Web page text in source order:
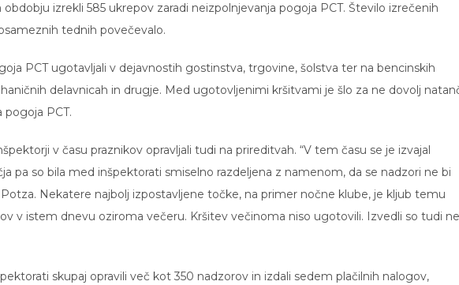
izrekli 585 ukrepov zaradi neizpolnjevanja pogoja PCT. Število izrečenih
tednih povečevalo.
PCT ugotavljali v dejavnostih gostinstva, trgovine, šolstva ter na bencinskih
delavnicah in drugje. Med ugotovljenimi kršitvami je šlo za ne dovolj
pogoja PCT.
v času praznikov opravljali tudi na prireditvah. “V tem času se je izvajal
pa so bila med inšpektorati smiselno razdeljena z namenom, da se nadzori ne bi
Nekatere najbolj izpostavljene točke, na primer nočne klube, je kljub temu
v istem dnevu oziroma večeru. Kršitev večinoma niso ugotovili. Izvedli so tudi
skupaj opravili več kot 350 nadzorov in izdali sedem plačilnih nalogov,